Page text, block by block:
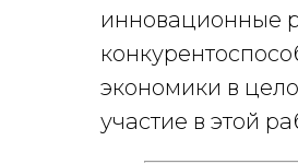
инновационные
экономики в
участие в этой